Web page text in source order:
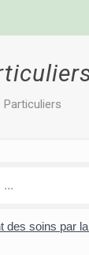
Particuliers
des soins par